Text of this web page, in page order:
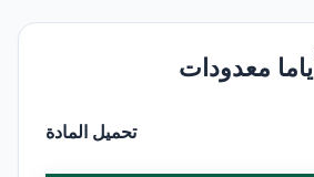
أياما معدودات
تحميل المادة